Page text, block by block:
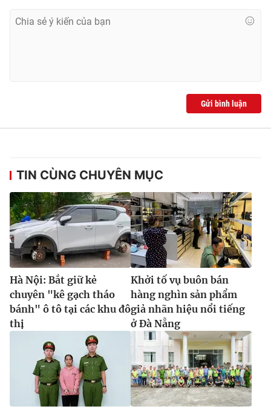
Gửi bình luận
TIN CÙNG CHUYÊN MỤC
Hà Nội: Bắt giữ kẻ
chuyên "kê gạch tháo
bánh" ô tô tại các khu đô
thị
Khởi tố vụ buôn bán
hàng nghìn sản phẩm
giả nhãn hiệu nổi tiếng
ở Đà Nẵng